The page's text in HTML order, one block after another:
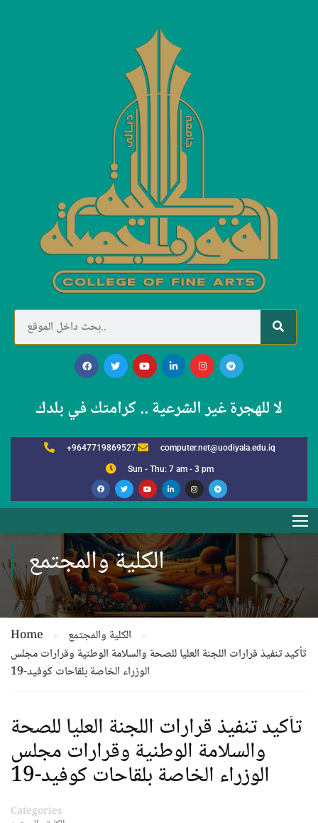
لا للهجرة غير الشرعية .. كرامتك في بلدك
+9647719869527 computer.net@uodiyala.edu.iq
Sun - Thu: 7 am - 3 pm
الكلية والمجتمع
Home
الكلية والمجتمع
تأكيد تنفيذ قرارات اللجنة العليا للصحة والسلامة الوطنية وقرارات مجلس
الوزراء الخاصة بلقاحات كوفيد-19
تأكيد تنفيذ قرارات اللجنة العليا للصحة
والسلامة الوطنية وقرارات مجلس
الوزراء الخاصة بلقاحات كوفيد-19
Categories